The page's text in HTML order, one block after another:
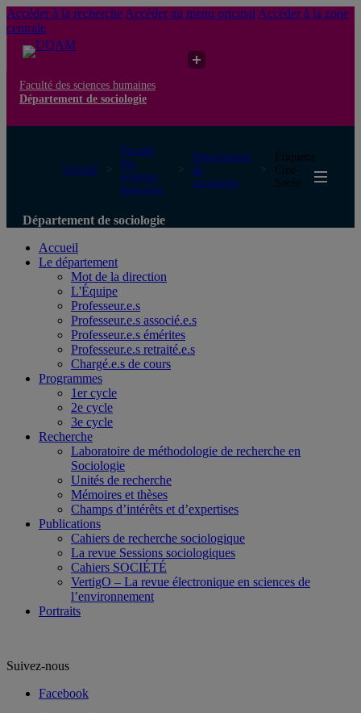
Accéder à la recherche Accéder au menu pricipal Accéder à la zone
centrale
Faculté des sciences humaines
Département de sociologie
UQAM
Faculté
des
sciences
humaines
Département
de
sociologie
Étiquette :
Ciné-
Socio
Département de sociologie
Accueil
Le département
Mot de la direction
L'Équipe
Professeur.e.s
Professeur.e.s associé.e.s
Professeur.e.s émérites
Professeur.e.s retraité.e.s
Chargé.e.s de cours
Programmes
1er cycle
2e cycle
3e cycle
Recherche
Laboratoire de méthodologie de recherche en
Sociologie
Unités de recherche
Mémoires et thèses
Champs d’intérêts et d’expertises
Publications
Cahiers de recherche sociologique
La revue Sessions sociologiques
Cahiers SOCIÉTÉ
VertigO – La revue électronique en sciences de
l’environnement
Portraits
Suivez-nous
Facebook